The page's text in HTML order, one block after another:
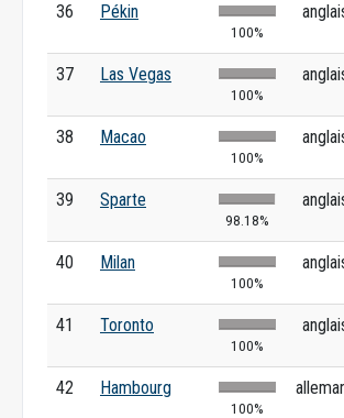
36 Pékin
100%
37 Las Vegas
100%
38 Macao
100%
39 Sparte
98.18%
40 Milan
100%
41 Toronto
100%
42 Hambourg
100%